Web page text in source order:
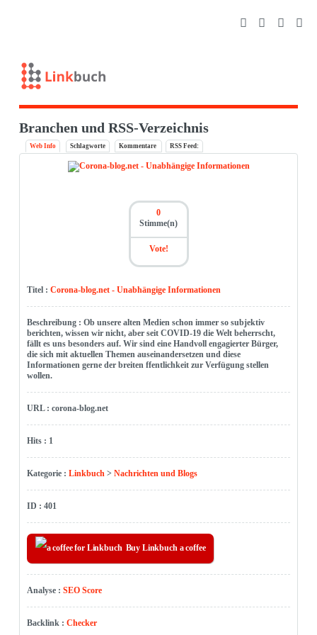
Branchen und RSS-Verzeichnis
Web Info Schlagworte Kommentare RSS Feed:
0
Stimme(n)
Vote!
Titel : Corona-blog.net - Unabhängige Informationen
Beschreibung : Ob unsere alten Medien schon immer so subjektiv
berichten, wissen wir nicht, aber seit COVID-19 die Welt beherrscht,
fällt es uns besonders auf. Wir sind eine Handvoll engagierter Bürger,
die sich mit aktuellen Themen auseinandersetzen und diese
Informationen gerne der breiten ffentlichkeit zur Verfügung stellen
wollen.
URL : corona-blog.net
Hits : 1
Kategorie : Linkbuch> Nachrichten und Blogs
ID : 401
Buy Linkbuch a coffee
Analyse : SEO Score
Backlink : Checker